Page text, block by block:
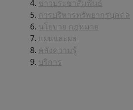
ข่าวประชาสัมพันธ์
การบริหารทรัพยากรบุคคล
นโยบาย กฎหมาย
แผนและผล
คลังความรู้
บริการ